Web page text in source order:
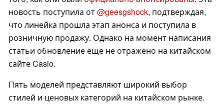
новость поступила от@geesgshock, подтверждая,
что линейка прошла этап анонса и поступила в
розничную продажу. Однако на момент написания
статьи обновление ещё не отражено на китайском
сайте Casio.
Пять моделей представляют широкий выбор
стилей и ценовых категорий на китайском рынке.